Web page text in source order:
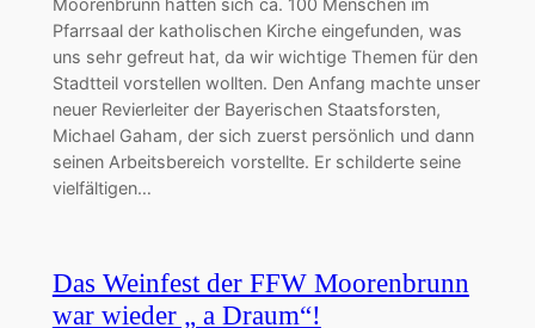
Moorenbrunn hatten sich ca. 100 Menschen im
Pfarrsaal der katholischen Kirche eingefunden, was
uns sehr gefreut hat, da wir wichtige Themen für den
Stadtteil vorstellen wollten. Den Anfang machte unser
neuer Revierleiter der Bayerischen Staatsforsten,
Michael Gaham, der sich zuerst persönlich und dann
seinen Arbeitsbereich vorstellte. Er schilderte seine
vielfältigen…
Das Weinfest der FFW Moorenbrunn
war wieder „ a Draum“!